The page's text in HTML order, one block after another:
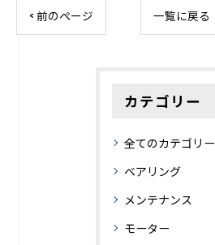
< 前のページ 一覧に戻る
カテゴリー
全てのカテゴリー
ベアリング
メンテナンス
モーター